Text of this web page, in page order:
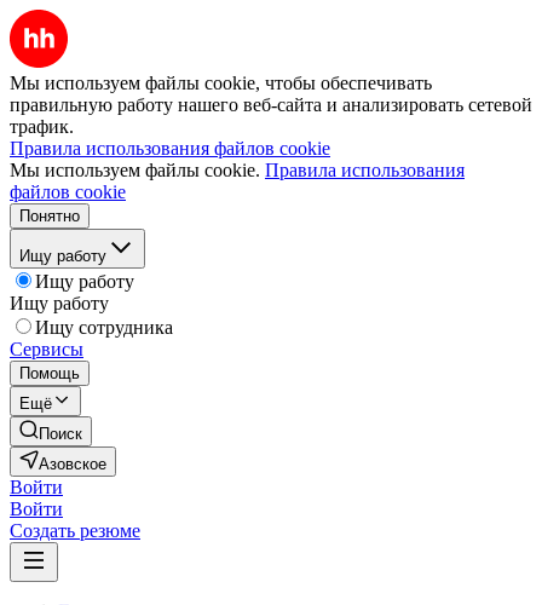
Мы используем файлы cookie, чтобы обеспечивать
правильную работу нашего веб-сайта и анализировать сетевой
трафик.
Правила использования файлов cookie
Мы используем файлы cookie. Правила использования
файлов cookie
Понятно
Ищу работу
Ищу работу
Ищу работу
Ищу сотрудника
Сервисы
Помощь
Ещё
Поиск
Азовское
Войти
Войти
Создать резюме